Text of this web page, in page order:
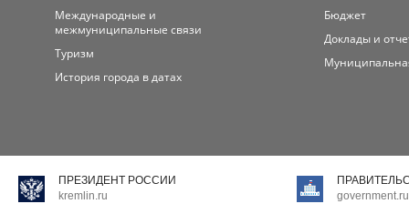
Международные и
межмуниципальные связи
Туризм
История города в датах
Бюджет
Доклады и
ПРЕЗИДЕНТ РОССИИ
kremlin.ru
government.ru